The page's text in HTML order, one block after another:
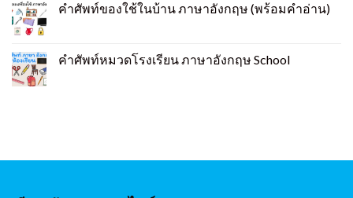
คําศัพท์ของใช้ในบ้าน ภาษาอังกฤษ (พร้อมคำอ่าน)
คำศัพท์หมวดโรงเรียน ภาษาอังกฤษ School